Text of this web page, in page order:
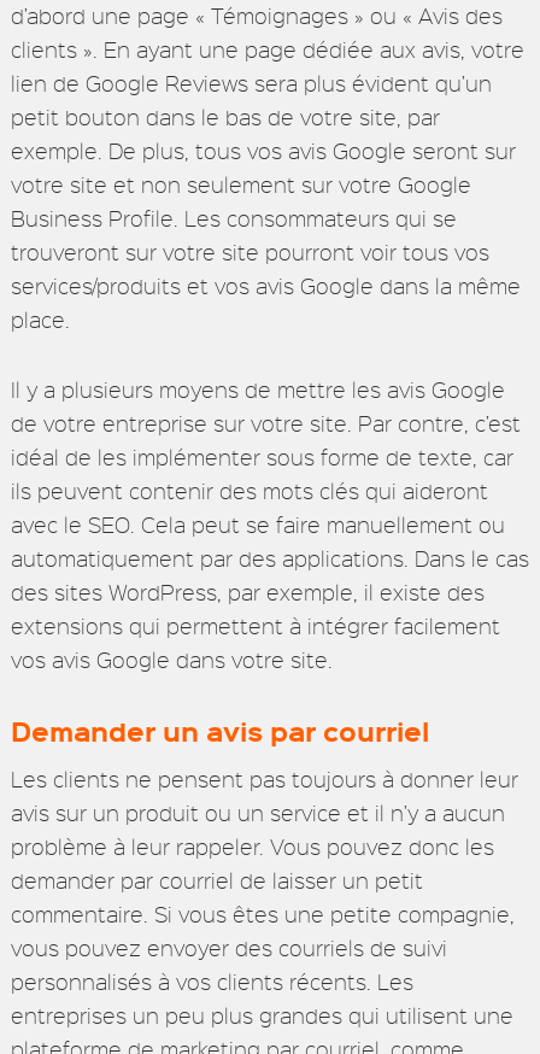
d’abord une page « Témoignages » ou « Avis des
clients ». En ayant une page dédiée aux avis, votre
lien de Google Reviews sera plus évident qu’un
petit bouton dans le bas de votre site, par
exemple. De plus, tous vos avis Google seront sur
votre site et non seulement sur votre Google
Business Profile. Les consommateurs qui se
trouveront sur votre site pourront voir tous vos
services/produits et vos avis Google dans la même
place.
Il y a plusieurs moyens de mettre les avis Google
de votre entreprise sur votre site. Par contre, c’est
idéal de les implémenter sous forme de texte, car
ils peuvent contenir des mots clés qui aideront
avec le SEO. Cela peut se faire manuellement ou
automatiquement par des applications. Dans le cas
des sites WordPress, par exemple, il existe des
extensions qui permettent à intégrer facilement
vos avis Google dans votre site.
Demander un avis par courriel
Les clients ne pensent pas toujours à donner leur
avis sur un produit ou un service et il n’y a aucun
problème à leur rappeler. Vous pouvez donc les
demander par courriel de laisser un petit
commentaire. Si vous êtes une petite compagnie,
vous pouvez envoyer des courriels de suivi
personnalisés à vos clients récents. Les
entreprises un peu plus grandes qui utilisent une